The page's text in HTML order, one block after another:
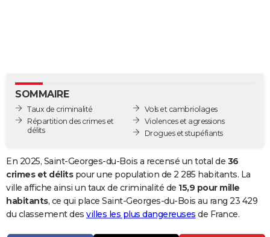
GUIDES D'ACHAT
BONS PLANS
CARTE DE VOEUX
Carte de Noël
Carte Bonne année
Carte Saint-Valentin
Carte Pâques
Carte d'anniversaire
DICTIONNAIRE
Dictionnaire
Biographies
Citations
Expressions
Proverbes
PROGRAMME TV
COPAINS D'AVANT
AVIS DE DÉCÈS
SOMMAIRE
Taux de criminalité
Répartition des crimes et
délits
Vols et cambriolages
Violences et agressions
Drogues et stupéfiants
En 2025, Saint-Georges-du-Bois a recensé un total de 36
crimes et délitspour une population de 2 285 habitants. La
ville affiche ainsi un taux de criminalité de 15,9 pour mille
habitants, ce qui place Saint-Georges-du-Bois au rang 23 429
du classement des villes les plus dangereuses de France.